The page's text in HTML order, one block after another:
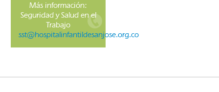
Más información:
Seguridad y Salud en el
Trabajo
sst@hospitalinfantildesanjose.org.co